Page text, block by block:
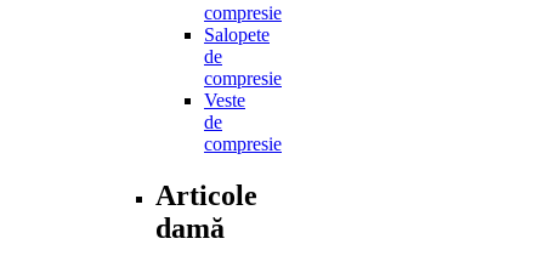
compresie
Salopete
de
compresie
Veste
de
compresie
Articole
damă